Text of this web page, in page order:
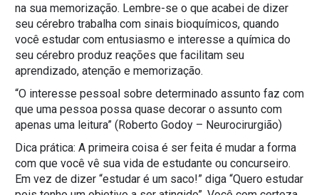
na sua memorização. Lembre-se o que acabei de dizer
seu cérebro trabalha com sinais bioquímicos, quando
você estudar com entusiasmo e interesse a química do
seu cérebro produz reações que facilitam seu
aprendizado, atenção e memorização.
“O interesse pessoal sobre determinado assunto faz com
que uma pessoa possa quase decorar o assunto com
apenas uma leitura” (Roberto Godoy – Neurocirurgião)
Dica prática: A primeira coisa é ser feita é mudar a forma
com que você vê sua vida de estudante ou concurseiro.
Em vez de dizer “estudar é um saco!” diga “Quero estudar